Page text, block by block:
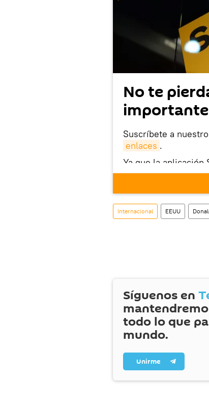
No te
Suscríbete a
enlaces .
Ya que la aplicación
este enlace puedes
También tenemos
Internacional EEUU
Síguenos en
todo lo que
mundo.
Unirme